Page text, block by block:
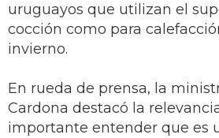
uruguayos que utilizan el
cocción como para
invierno.
En rueda de prensa, la
Cardona destacó la
importante entender que es